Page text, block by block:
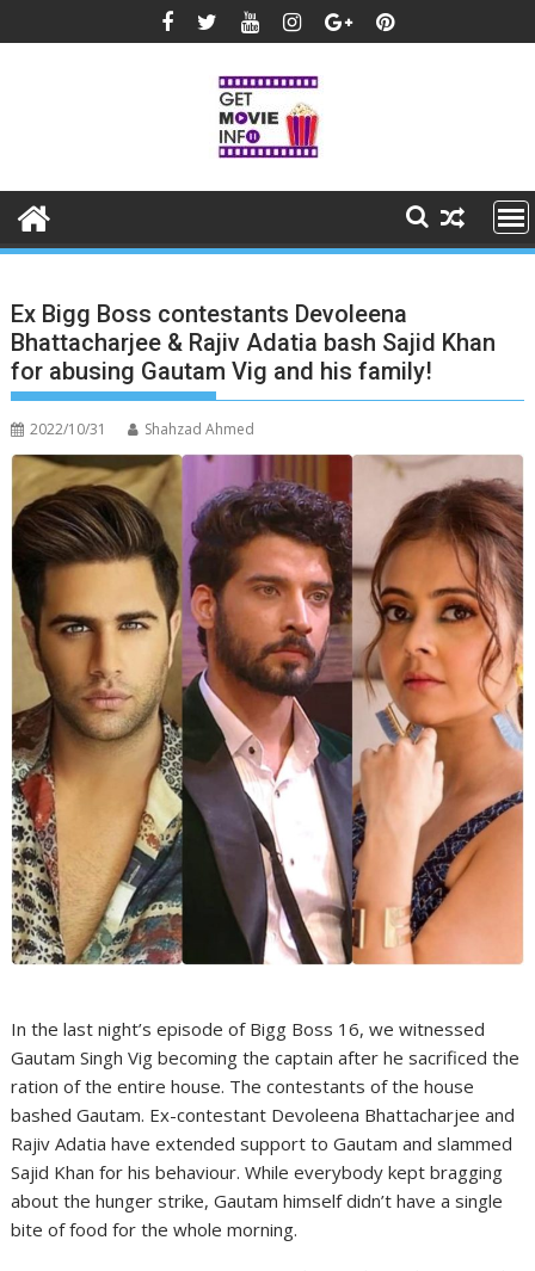
to
Ex Bigg Boss contestants Devoleena
Bhattacharjee & Rajiv Adatia bash Sajid Khan
for abusing Gautam Vig and his family!
2022/10/31 Shahzad Ahmed
In the last night’s episode of Bigg Boss 16, we witnessed
Gautam Singh Vig becoming the captain after he sacrificed the
ration of the entire house. The contestants of the house
bashed Gautam. Ex-contestant Devoleena Bhattacharjee and
Rajiv Adatia have extended support to Gautam and slammed
Sajid Khan for his behaviour. While everybody kept bragging
about the hunger strike, Gautam himself didn’t have a single
bite of food for the whole morning.